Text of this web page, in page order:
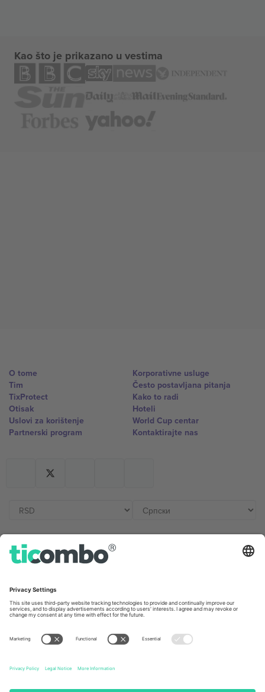
Kao što je prikazano u vestima
O tome
Tim
TixProtect
Otisak
Uslovi za korištenje
Partnerski program
Korporativne usluge
Često postavljana pitanja
Kako to radi
Hoteli
World Cup centar
Kontaktirajte nas
Kancelarije i podrška
Unter den Linden 24, 10117
Berlin, Germany
London, EC1V 1AW, United
Kingdom
United States
Newark, Delaware 19713, United
Switzerland